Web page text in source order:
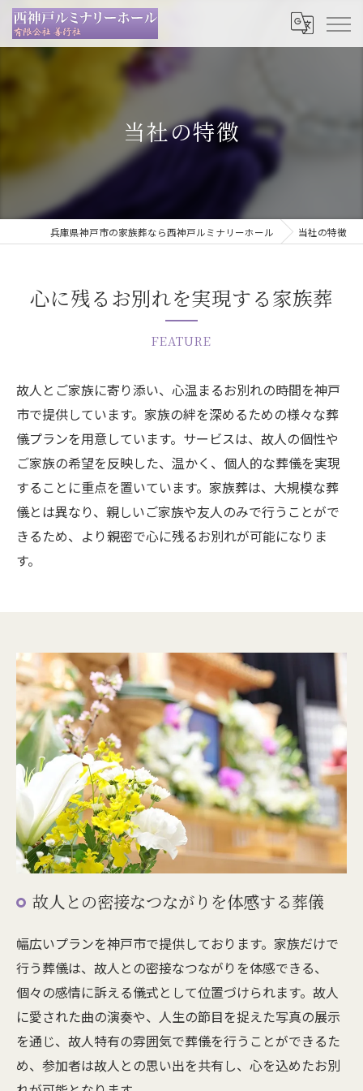
当社の特徴
兵庫県神戸市の家族葬なら西神戸ルミナリーホール 当社の特徴
心に残るお別れを実現する家族葬
FEATURE
故人とご家族に寄り添い、心温まるお別れの時間を神戸
市で提供しています。家族の絆を深めるための様々な葬
儀プランを用意しています。サービスは、故人の個性や
ご家族の希望を反映した、温かく、個人的な葬儀を実現
することに重点を置いています。家族葬は、大規模な葬
儀とは異なり、親しいご家族や友人のみで行うことがで
きるため、より親密で心に残るお別れが可能になりま
す。
故人との密接なつながりを体感する葬儀
幅広いプランを神戸市で提供しております。家族だけで
行う葬儀は、故人との密接なつながりを体感できる、
個々の感情に訴える儀式として位置づけられます。故人
に愛された曲の演奏や、人生の節目を捉えた写真の展示
を通じ、故人特有の雰囲気で葬儀を行うことができるた
め、参加者は故人との思い出を共有し、心を込めたお別